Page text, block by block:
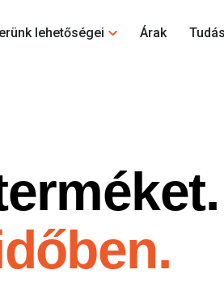
lehetőségei Árak